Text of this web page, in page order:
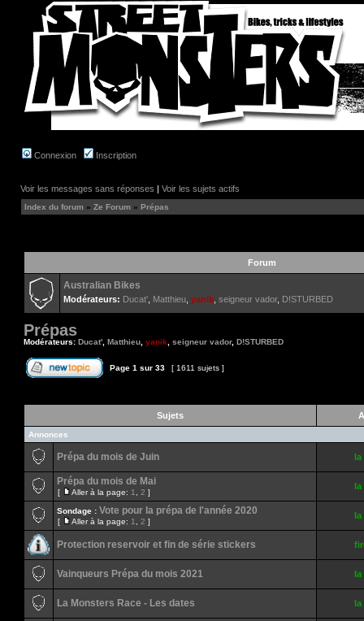
Connexion Inscription
Voir les messages sans réponses | Voir les sujets actifs
Index du forum » Ze Forum » Prépas
Forum
Australian Bikes
Modérateurs: Ducat' Matthieu yanik seigneur vador, D!STURBED
Prépas
Modérateurs: Ducat' Matthieu yanik seigneur vador, D!STURBED
Page 1 sur 33 [ 1611 sujets ]
Sujets
Annonces
Prépa du mois de Juin la
Prépa du mois de Mai
[ Aller à la page: 1 2 ]
la
Sondage : Vote pour la prépa de l'année 2020
[ Aller à la page: 1 2 ]
la
Protection reservoir et fin de série stickers
Vainqueurs Prépa du mois 2021 la
La Monsters Race - Les dates la